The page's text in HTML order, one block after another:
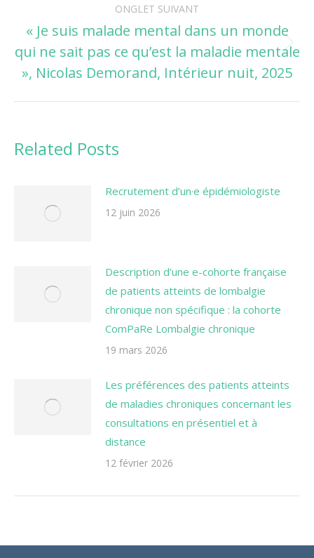
ONGLET SUIVANT
Onglet
suivant
« Je suis malade mental dans un monde
qui ne sait pas ce qu’est la maladie mentale
», Nicolas Demorand, Intérieur nuit, 2025
Related Posts
Recrutement d’un·e épidémiologiste
12 juin 2026
Description d’une e-cohorte française
de patients atteints de lombalgie
chronique non spécifique : la cohorte
ComPaRe Lombalgie chronique
19 mars 2026
Les préférences des patients atteints
de maladies chroniques concernant les
consultations en présentiel et à
distance
12 février 2026